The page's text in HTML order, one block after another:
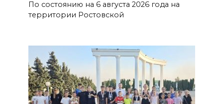
В Чертковском районе
ремонтируют 2,85 км дороги к
07 августа 2026 15:50
Через 23 года Ростов может
стать городом с населением
под 2 млн человек
По состоянию на 6 августа 2026 года на
территории Ростовской